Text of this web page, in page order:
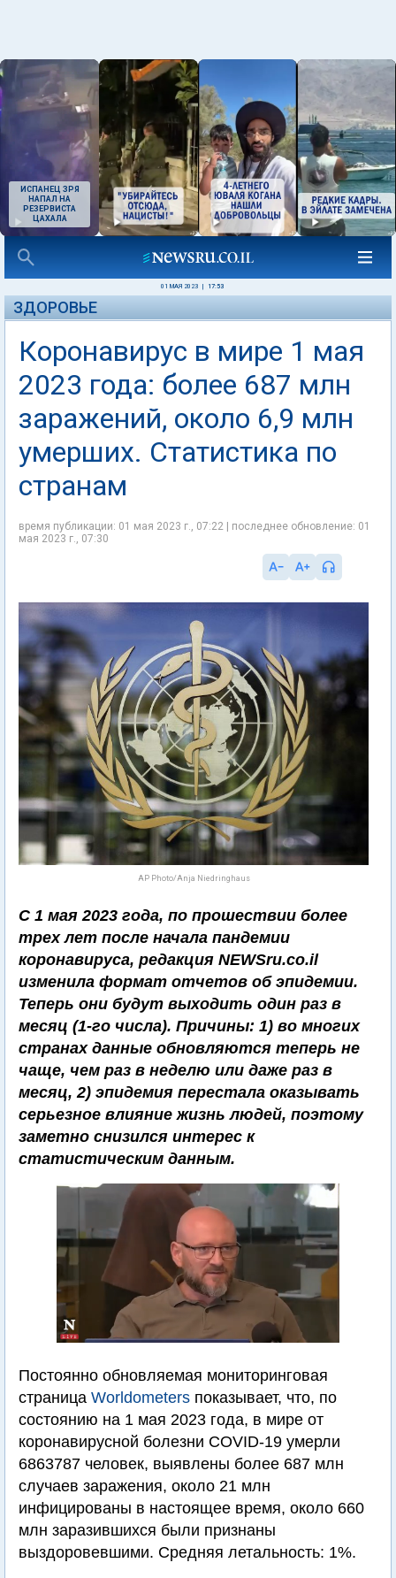
ИСПАНЕЦ ЗРЯ
НАПАЛ НА
РЕЗЕРВИСТА
ЦАХАЛА
01 МАЯ 2023 17:53
ЗДОРОВЬЕ
Коронавирус в мире 1 мая
2023 года: более 687 млн
заражений, около 6,9 млн
умерших. Статистика по
странам
время публикации: 01 мая 2023 г., 07:22 | последнее обновление: 01
мая 2023 г., 07:30
AP Photo/Anja Niedringhaus
С 1 мая 2023 года, по прошествии более
трех лет после начала пандемии
коронавируса, редакция NEWSru.co.il
изменила формат отчетов об эпидемии.
Теперь они будут выходить один раз в
месяц (1-го числа). Причины: 1) во многих
странах данные обновляются теперь не
чаще, чем раз в неделю или даже раз в
месяц, 2) эпидемия перестала оказывать
серьезное влияние жизнь людей, поэтому
заметно снизился интерес к
статистическим данным.
Постоянно обновляемая мониторинговая
страница Worldometers показывает, что, по
состоянию на 1 мая 2023 года, в мире от
коронавирусной болезни COVID-19 умерли
6863787 человек, выявлены более 687 млн
случаев заражения, около 21 млн
инфицированы в настоящее время, около 660
млн заразившихся были признаны
выздоровевшими. Средняя летальность: 1%.